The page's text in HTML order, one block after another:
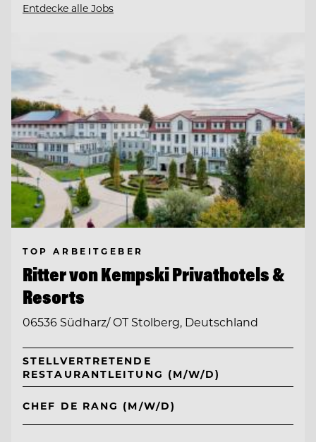
Entdecke alle Jobs
TOP ARBEITGEBER
Ritter von Kempski Privathotels &
Resorts
06536 Südharz/ OT Stolberg, Deutschland
STELLVERTRETENDE
RESTAURANTLEITUNG (M/W/D)
CHEF DE RANG (M/W/D)